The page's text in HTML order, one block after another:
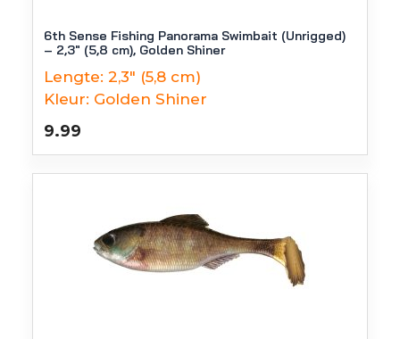
6th Sense Fishing Panorama Swimbait (Unrigged)
– 2,3″ (5,8 cm), Golden Shiner
Lengte: 2,3" (5,8 cm)
Kleur: Golden Shiner
9.99